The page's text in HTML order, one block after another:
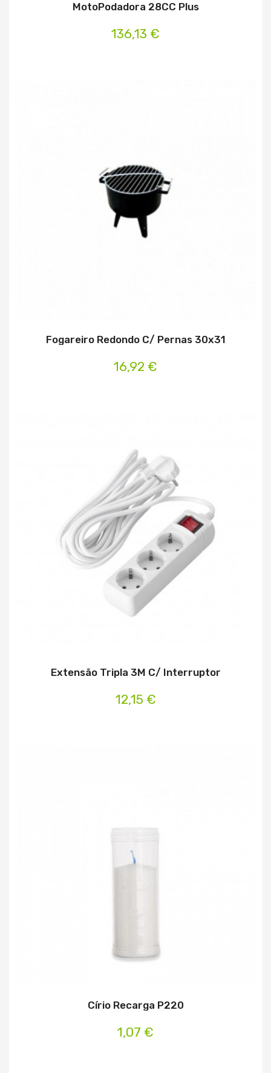
MotoPodadora 28CC Plus
136,13 €
Fogareiro Redondo C/ Pernas 30x31
16,92 €
Extensão Tripla 3M C/ Interruptor
12,15 €
Círio Recarga P220
1,07 €